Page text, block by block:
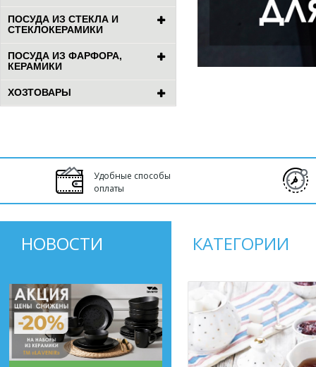
ПОСУДА ИЗ СТЕКЛА И
СТЕКЛОКЕРАМИКИ
ПОСУДА ИЗ ФАРФОРА,
КЕРАМИКИ
ХОЗТОВАРЫ
Удобные способы
оплаты
НОВОСТИ КАТЕГОРИИ